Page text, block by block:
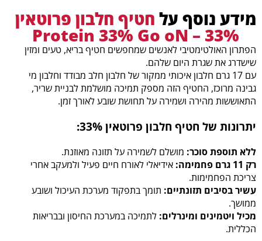
ויטמין B1 (תיאמין) (מ"ג)
0.9
0.45
ויטמין B3 (ניאצין) (מ"ג)
13.5
6.8
ויטמין B6 (פירידוקסין) (מ"ג)
ויטמין B12 (ציאנוקובלמין) (מ"ג)
2.1
1.1
2.5
מגנזיום (מ"ג)
113
הערכים התזונתיים עשויים להשתנות במעט בין הטעמים השונים.
מידע נוסף על חטיף חלבון פרוטאין
33% – Protein 33% Go oN
הפתרון האולטימטיבי לאנשים שמחפשים חטיף בריא, טעים ומזין
שישדרג את שגרת היום שלהם.
עם 17 גרם חלבון איכותי ממקור של חלבון חלב מבודד וחלבון מי
גבינה מרוכז, החטיף הזה מספק תמיכה מושלמת לבניית שריר,
התאוששות מהירה ושמירה על תחושת שובע לאורך זמן.
יתרונות של חטיף חלבון פרוטאין 33%:
ללא תוספת סוכר: מושלם לשמירה על תזונה מאוזנת.
רק 11 גרם פחמימה:
אידיאלי לאורח חיים פעיל ולמעקב אחרי
צריכת הפחמימות.
עשיר בסיבים תזונתיים: תומך בתפקוד מערכת העיכול ושובע
ממושך.
מכיל ויטמינים ומינרלים: לתמיכה במערכת החיסון ובבריאות
הכללית.